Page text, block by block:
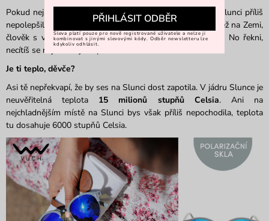
Pokud nejsi spokojená se svou váhou, věř, že by sis na Slunci příliš
nepolepšila. Gravitace na Slunci je zhruba28 krát větší
než na Zemi,
člověk s váhou 60 kilo by tak na Slunci vážil 1680 kilo. No řekni,
necítíš se najednou jako pírko?
Je ti teplo, děvče?
Asi tě nepřekvapí, že by ses na Slunci dost zapotila. V jádru Slunce je
neuvěřitelná teplota 15 milionů stupňů Celsia. Ani na
nejchladnějším místě na Slunci bys však příliš nepochodila, teplota
tu dosahuje 6000 stupňů Celsia.
PŘIHLÁSIT ODBĚR
Sleva platí pouze pro nově registrované uživatele a nelze ji
kombinovat s jinými slevovými kódy. Odběr newsletteru lze
kdykoliv odhlásit.